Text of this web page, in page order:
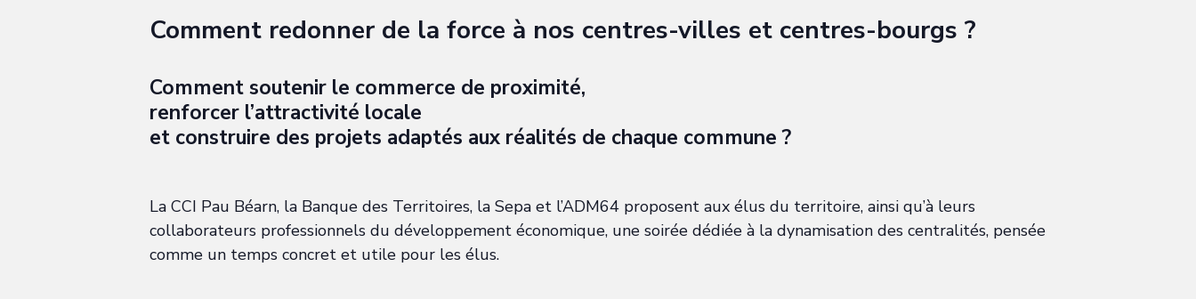
Comment redonner de la force à nos centres-villes et centres-bourgs ?
Comment soutenir le commerce de proximité,
renforcer l’attractivité locale
et construire des projets adaptés aux réalités de chaque commune ?
La CCI Pau Béarn, la Banque des Territoires, la Sepa et l’ADM64 proposent aux élus du territoire, ainsi qu’à leurs
collaborateurs professionnels du développement économique, une soirée dédiée à la dynamisation des centralités, pensée
comme un temps concret et utile pour les élus.